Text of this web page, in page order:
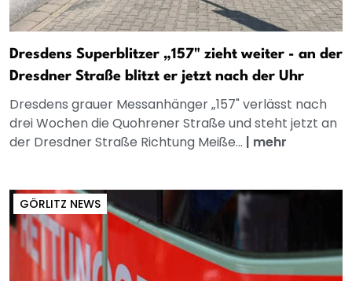
Dresdens Superblitzer „157" zieht weiter - an der
Dresdner Straße blitzt er jetzt nach der Uhr
Dresdens grauer Messanhänger „157" verlässt nach
drei Wochen die Quohrener Straße und steht jetzt an
der Dresdner Straße Richtung Meiße... | mehr
GÖRLITZ NEWS